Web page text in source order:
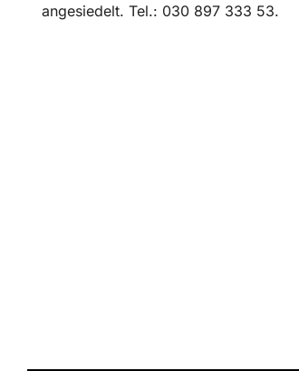
angesiedelt. Tel.: 030 897 333 53.